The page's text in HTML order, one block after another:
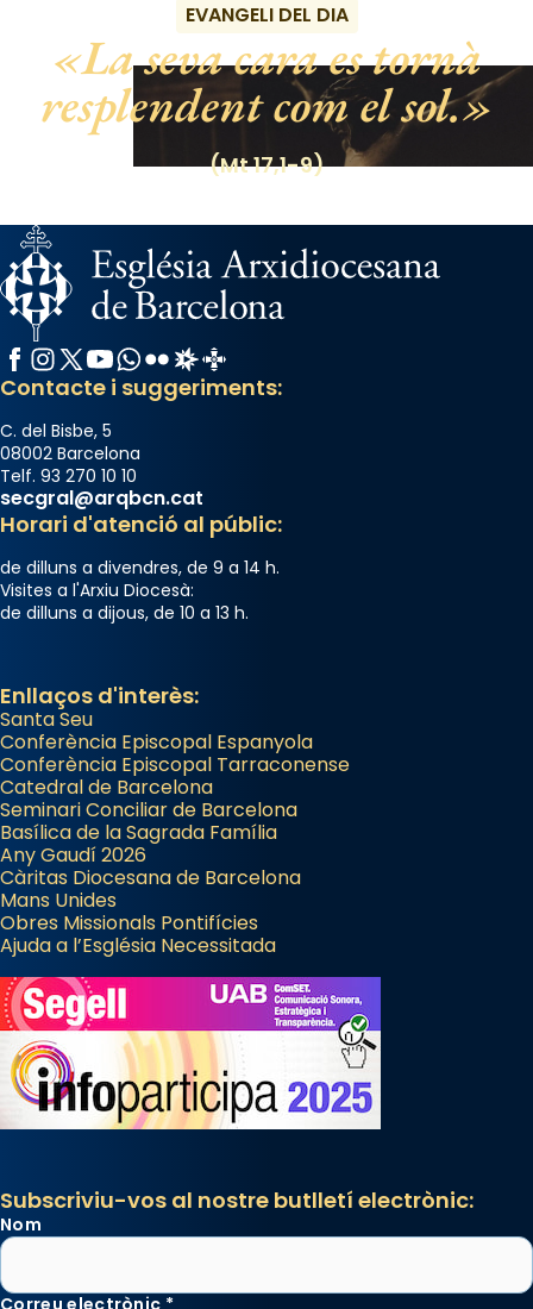
EVANGELI DEL DIA
La seva cara es tornà
resplendent com el sol.
(Mt 17,1-9)
Facebook
Instagram
X / Twitter
YouTube
WhatsApp
FlickrRadio Estel
Catalunya Cristiana
Contacte i suggeriments:
C. del Bisbe, 5
08002 Barcelona
Telf. 93 270 10 10
secgral@arqbcn.cat
Horari d'atenció al públic:
de dilluns a divendres, de 9 a 14 h.
Visites a l'Arxiu Diocesà:
de dilluns a dijous, de 10 a 13 h.
Enllaços d'interès:
Santa Seu
Conferència Episcopal Espanyola
Conferència Episcopal Tarraconense
Catedral de Barcelona
Seminari Conciliar de Barcelona
Basílica de la Sagrada Família
Any Gaudí 2026
Càritas Diocesana de Barcelona
Mans Unides
Obres Missionals Pontifícies
Ajuda a l’Església Necessitada
Subscriviu-vos al nostre butlletí electrònic:
Nom
Correu electrònic *